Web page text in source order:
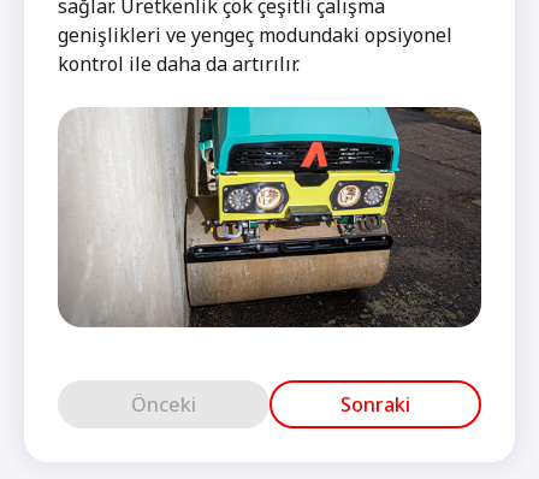
sağlar. Üretkenlik çok çeşitli çalışma
genişlikleri ve yengeç modundaki opsiyonel
kontrol ile daha da artırılır.
Önceki Sonraki